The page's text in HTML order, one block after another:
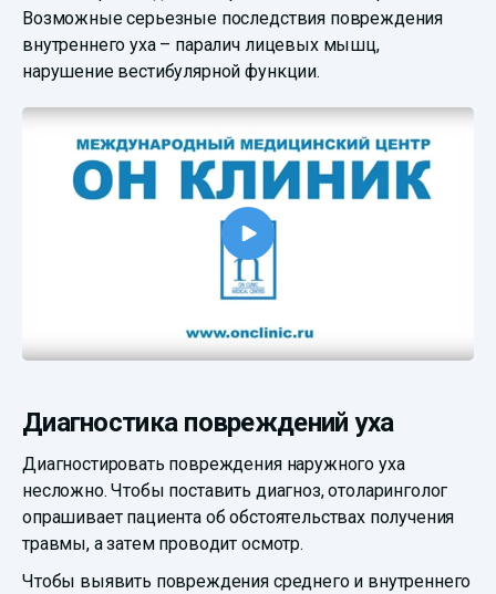
Возможные серьезные последствия повреждения
внутреннего уха – паралич лицевых мышц,
нарушение вестибулярной функции.
Диагностика повреждений уха
Диагностировать повреждения наружного уха
несложно. Чтобы поставить диагноз, отоларинголог
опрашивает пациента об обстоятельствах получения
травмы, а затем проводит осмотр.
Чтобы выявить повреждения среднего и внутреннего